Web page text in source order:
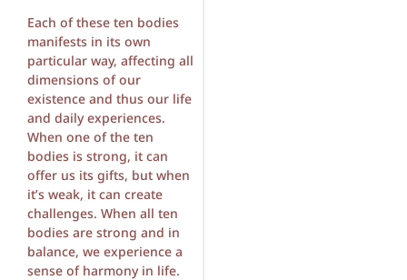
Each of these ten bodies
manifests in its own
particular way, affecting all
dimensions of our
existence and thus our life
and daily experiences.
When one of the ten
bodies is strong, it can
offer us its gifts, but when
it’s weak, it can create
challenges. When all ten
bodies are strong and in
balance, we experience a
sense of harmony in life.